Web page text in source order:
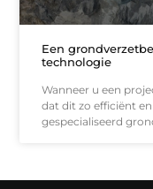
Een
technologie
Wanneer u een
dat dit zo efficiënt
gespecialiseerd